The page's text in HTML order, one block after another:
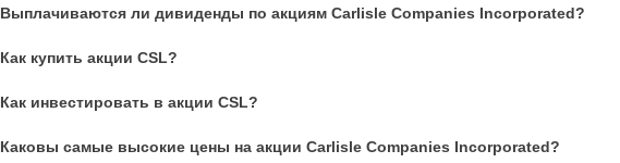
Выплачиваются ли дивиденды по акциям Carlisle Companies Incorporated?
Как купить акции CSL?
Как инвестировать в акции CSL?
Каковы самые высокие цены на акции Carlisle Companies Incorporated?